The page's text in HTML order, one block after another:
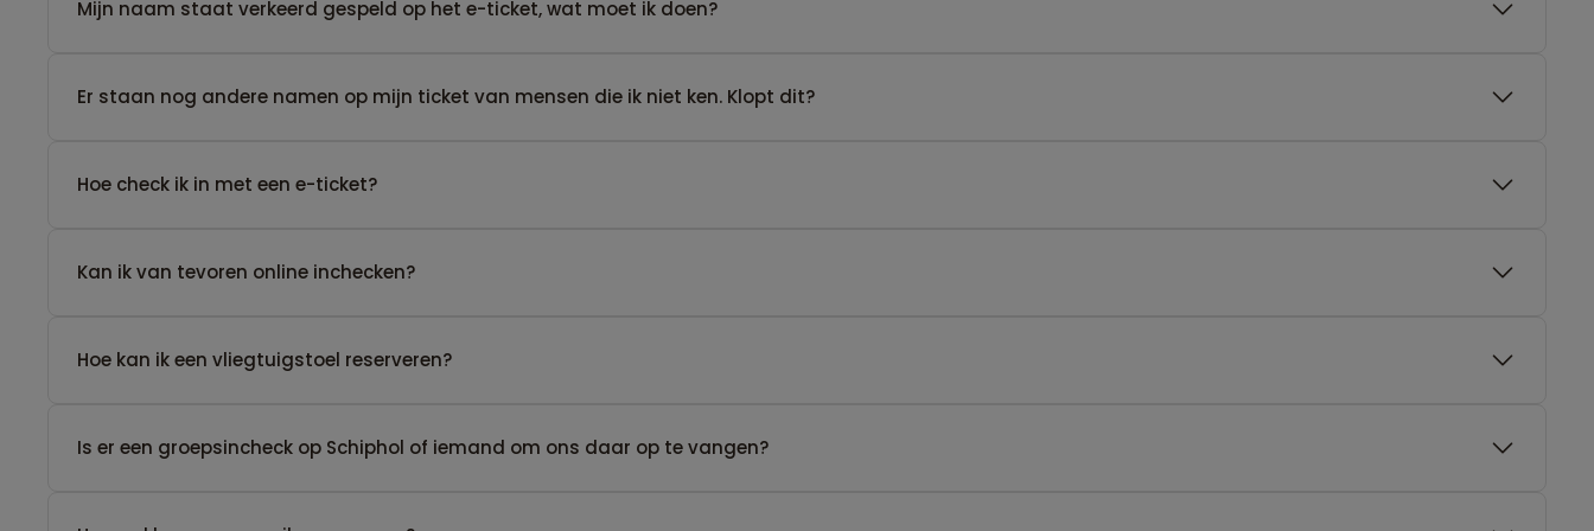
Mijn naam staat verkeerd gespeld op het e-ticket, wat moet ik doen?
Er staan nog andere namen op mijn ticket van mensen die ik niet ken. Klopt dit?
Hoe check ik in met een e-ticket?
Kan ik van tevoren online inchecken?
Hoe kan ik een vliegtuigstoel reserveren?
Is er een groepsincheck op Schiphol of iemand om ons daar op te vangen?